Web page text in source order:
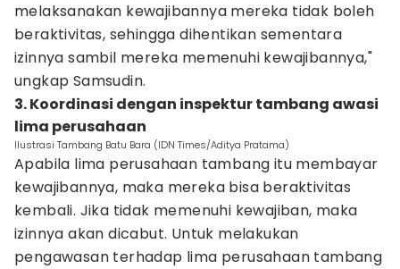
melaksanakan kewajibannya mereka tidak boleh
beraktivitas, sehingga dihentikan sementara
izinnya sambil mereka memenuhi kewajibannya,"
ungkap Samsudin.
3. Koordinasi dengan inspektur tambang awasi
lima perusahaan
Ilustrasi Tambang Batu Bara (IDN Times/Aditya Pratama)
Apabila lima perusahaan tambang itu membayar
kewajibannya, maka mereka bisa beraktivitas
kembali. Jika tidak memenuhi kewajiban, maka
izinnya akan dicabut. Untuk melakukan
pengawasan terhadap lima perusahaan tambang